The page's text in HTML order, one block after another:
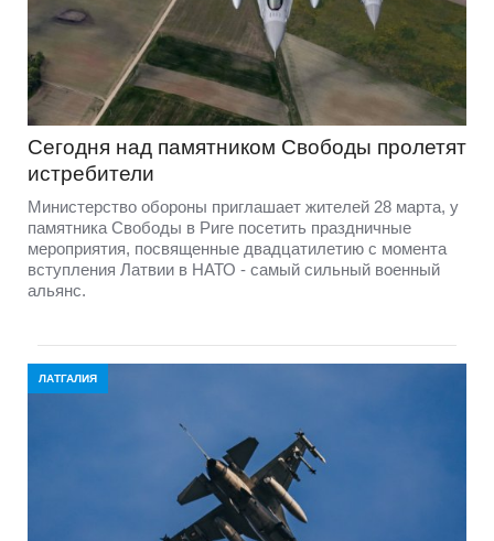
Сегодня над памятником Свободы пролетят
истребители
Министерство обороны приглашает жителей 28 марта, у
памятника Свободы в Риге посетить праздничные
мероприятия, посвященные двадцатилетию с момента
вступления Латвии в НАТО - самый сильный военный
альянс.
ЛАТГАЛИЯ